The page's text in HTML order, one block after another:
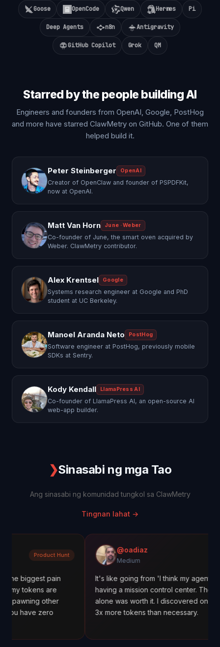
Goose OpenCode Qwen Hermes Pi
Deep Agents n8n Antigravity
GitHub Copilot Grok QM
Starred by the people building AI
Engineers and founders from OpenAI, Google, PostHog
and more have starred ClawMetry on GitHub. One of them
helped build it.
Peter Steinberger OpenAI
Creator of OpenClaw and founder of PSPDFKit,
now at OpenAI.
Matt Van Horn June · Weber
Co-founder of June, the smart oven acquired by
Weber. ClawMetry contributor.
Alex Krentsel Google
Systems research engineer at Google and PhD
student at UC Berkeley.
Manoel Aranda Neto PostHog
Software engineer at PostHog, previously mobile
SDKs at Sentry.
Kody Kendall LlamaPress AI
Co-founder of LlamaPress AI, an open-source AI
web-app builder.
❯Sinasabi ng mga Tao
Ang sinasabi ng komunidad tungkol sa ClawMetry
Tingnan lahat →
Hunt
pain
are
other
zero
@oadiaz
Medium
It's like going from 'I think my agents are
having a mission control center. The cost tracking
alone was worth it. I discovered one agent was
3x more tokens than necessary.